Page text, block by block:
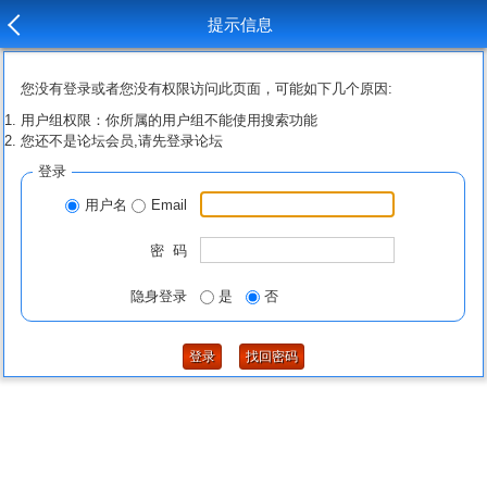
提示信息
您没有登录或者您没有权限访问此页面，可能如下几个原因:
用户组权限：你所属的用户组不能使用搜索功能
您还不是论坛会员,请先登录论坛
登录
用户名 Email
密 码
隐身登录 是 否